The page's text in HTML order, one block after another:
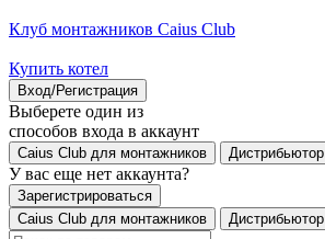
Клуб монтажников Caius Club
Купить котел
Вход/Регистрация
Выберете один из
способов входа в аккаунт
Caius Club для монтажников Дистрибьютор
У вас еще нет аккаунта?
Зарегистрироваться
Caius Club для монтажников
Дистрибьютор